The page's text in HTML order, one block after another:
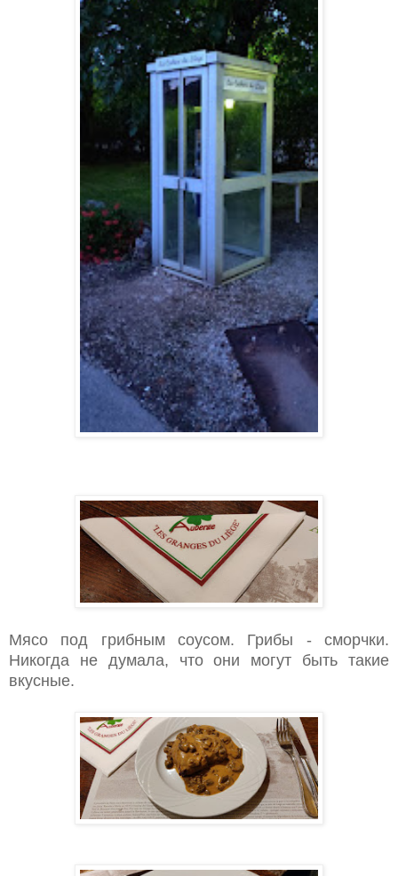
Мясо под грибным соусом. Грибы - сморчки.
Никогда не думала, что они могут быть такие
вкусные.